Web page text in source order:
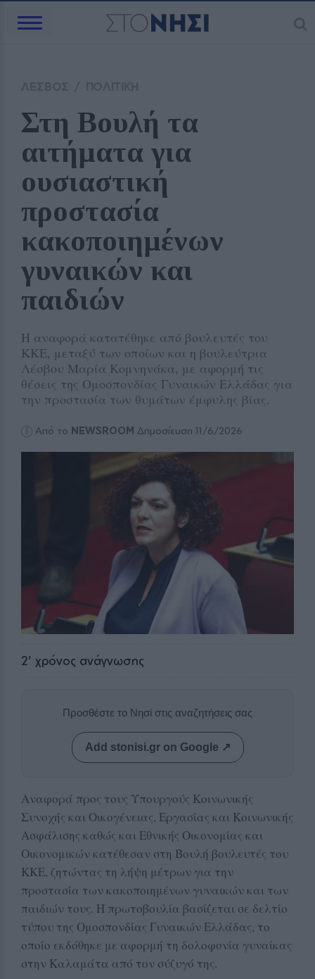
Στη Βουλή τα
αιτήματα για
ουσιαστική
προστασία
κακοποιημένων
γυναικών και
παιδιών
Η αναφορά κατατέθηκε από βουλευτές του
ΚΚΕ, μεταξύ των οποίων και η βουλεύτρια
Λέσβου Μαρία Κομνηνάκα, με αφορμή τις
θέσεις της Ομοσπονδίας Γυναικών Ελλάδας για
την προστασία των θυμάτων έμφυλης βίας.
Από το NEWSROOM Δημοσίευση 11/6/2026
2' χρόνος ανάγνωσης
Προσθέστε το Νησί στις αναζητήσεις σας
Add stonisi.gr on Google ↗
Αναφορά προς τους Υπουργούς Κοινωνικής
Συνοχής και Οικογένειας, Εργασίας και Κοινωνικής
Ασφάλισης καθώς και Εθνικής Οικονομίας και
Οικονομικών κατέθεσαν στη Βουλή βουλευτές του
ΚΚΕ, ζητώντας τη λήψη μέτρων για την
προστασία των κακοποιημένων γυναικών και των
παιδιών τους. Η πρωτοβουλία βασίζεται σε δελτίο
τύπου της Ομοσπονδίας Γυναικών Ελλάδας, το
οποίο εκδόθηκε με αφορμή τη δολοφονία γυναίκας
στην Καλαμάτα από τον σύζυγό της.